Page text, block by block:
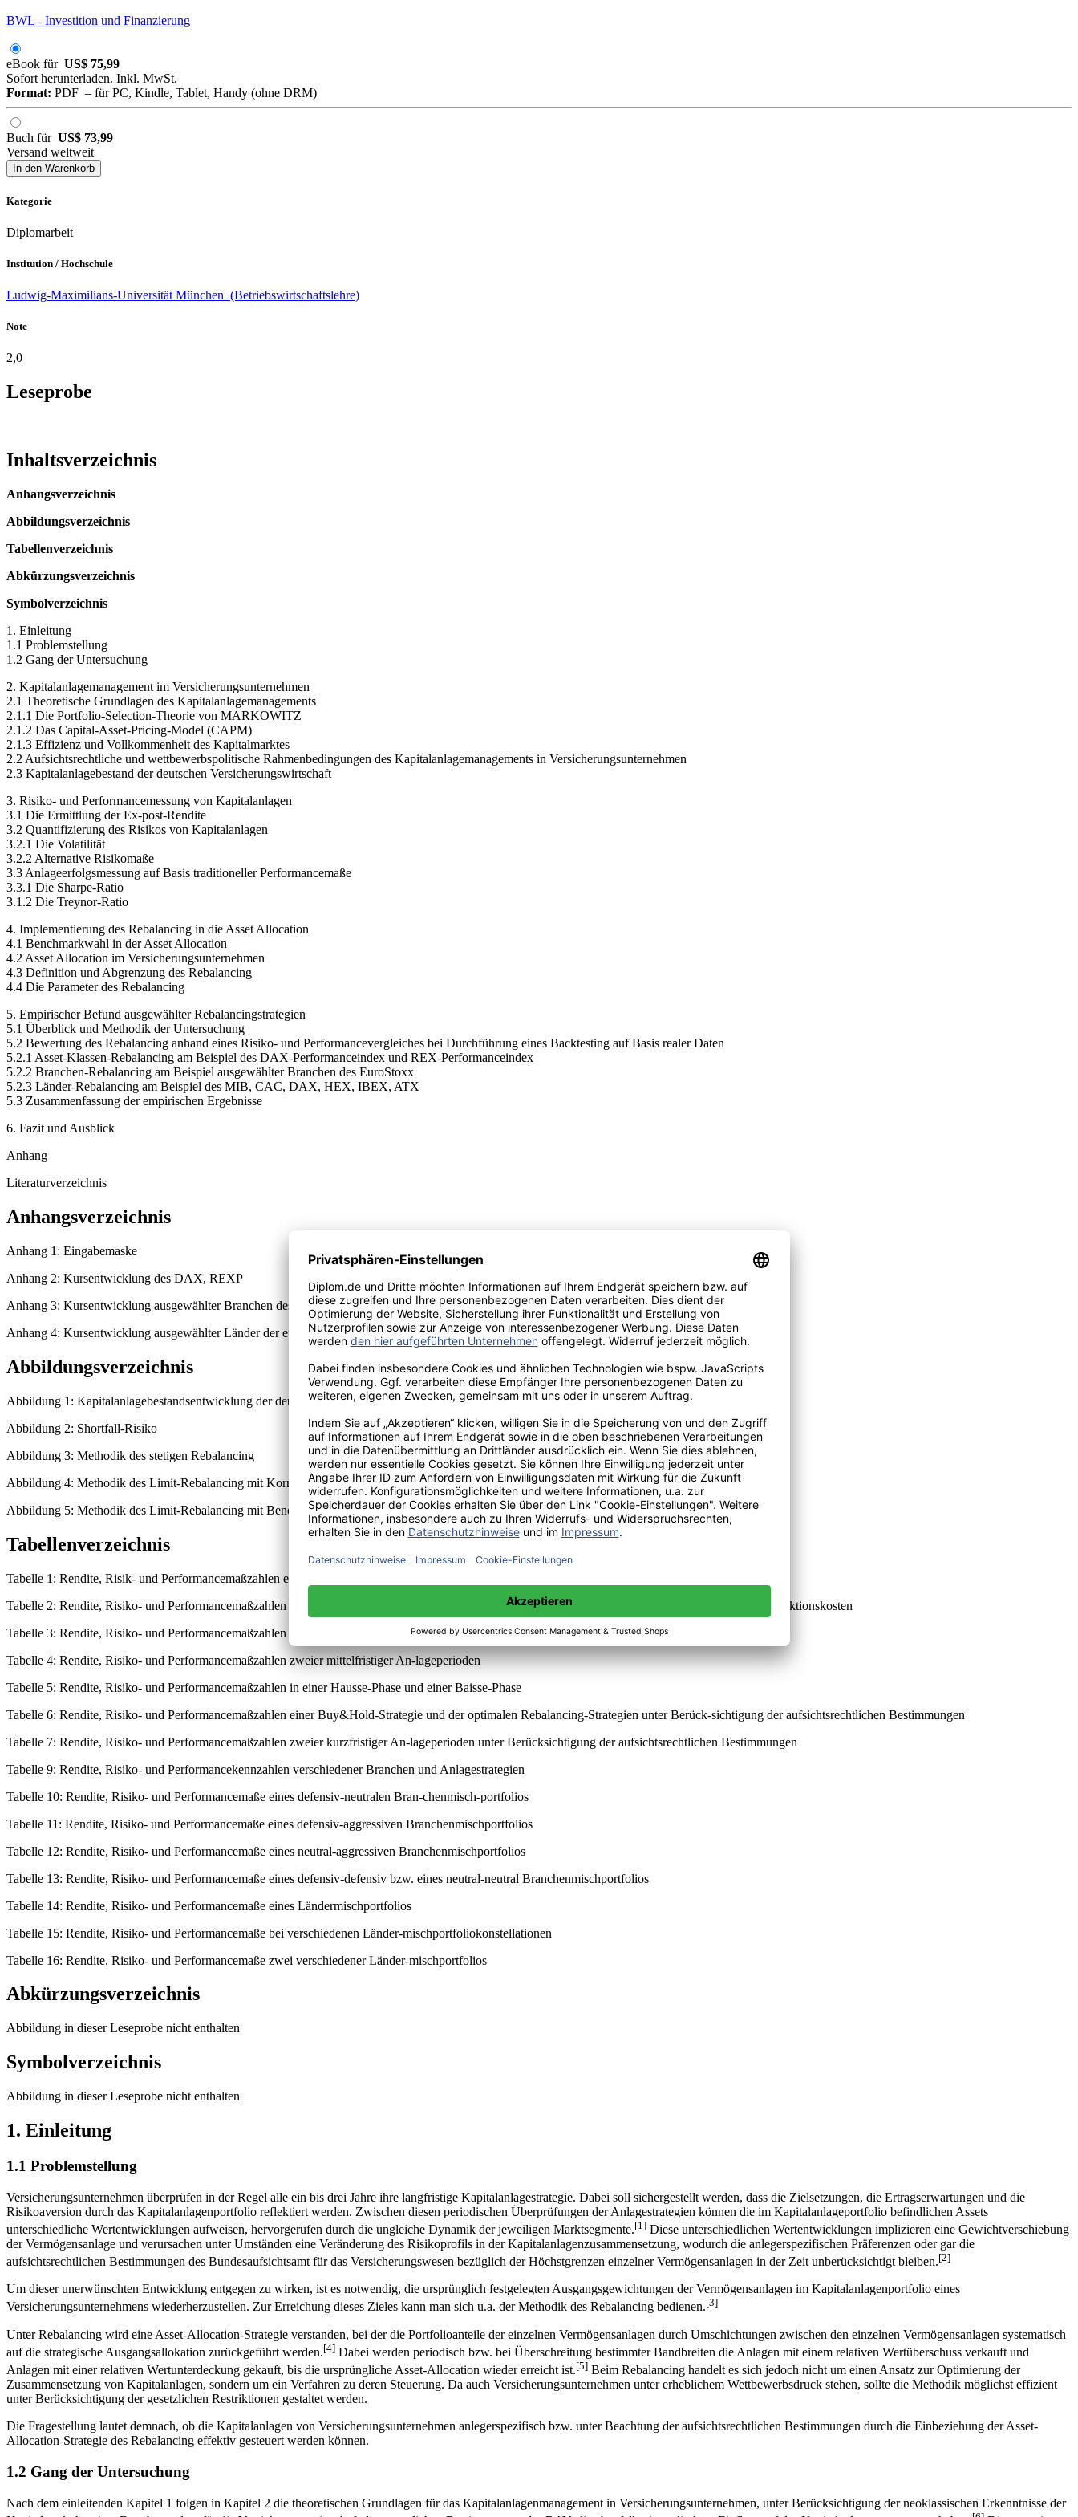
BWL - Investition und Finanzierung
eBook für US$ 75,99
Sofort herunterladen. Inkl. MwSt.
Format: PDF – für PC, Kindle, Tablet, Handy (ohne DRM)
Buch für US$ 73,99
Versand weltweit
In den Warenkorb
Kategorie
Diplomarbeit
Institution / Hochschule
Ludwig-Maximilians-Universität München (Betriebswirtschaftslehre)
Note
2,0
Leseprobe
Inhaltsverzeichnis
Anhangsverzeichnis
Abbildungsverzeichnis
Tabellenverzeichnis
Abkürzungsverzeichnis
Symbolverzeichnis
1. Einleitung
1.1 Problemstellung
1.2 Gang der Untersuchung
2. Kapitalanlagemanagement im Versicherungsunternehmen
2.1 Theoretische Grundlagen des Kapitalanlagemanagements
2.1.1 Die Portfolio-Selection-Theorie von MARKOWITZ
2.1.2 Das Capital-Asset-Pricing-Model (CAPM)
2.1.3 Effizienz und Vollkommenheit des Kapitalmarktes
2.2 Aufsichtsrechtliche und wettbewerbspolitische Rahmenbedingungen des Kapitalanlagemanagements in Versicherungsunternehmen
2.3 Kapitalanlagebestand der deutschen Versicherungswirtschaft
3. Risiko- und Performancemessung von Kapitalanlagen
3.1 Die Ermittlung der Ex-post-Rendite
3.2 Quantifizierung des Risikos von Kapitalanlagen
3.2.1 Die Volatilität
3.2.2 Alternative Risikomaße
3.3 Anlageerfolgsmessung auf Basis traditioneller Performancemaße
3.3.1 Die Sharpe-Ratio
3.1.2 Die Treynor-Ratio
4. Implementierung des Rebalancing in die Asset Allocation
4.1 Benchmarkwahl in der Asset Allocation
4.2 Asset Allocation im Versicherungsunternehmen
4.3 Definition und Abgrenzung des Rebalancing
4.4 Die Parameter des Rebalancing
5. Empirischer Befund ausgewählter Rebalancingstrategien
5.1 Überblick und Methodik der Untersuchung
5.2 Bewertung des Rebalancing anhand eines Risiko- und Performancevergleiches bei Durchführung eines Backtesting auf Basis realer Daten
5.2.1 Asset-Klassen-Rebalancing am Beispiel des DAX-Performanceindex und REX-Performanceindex
5.2.2 Branchen-Rebalancing am Beispiel ausgewählter Branchen des EuroStoxx
5.2.3 Länder-Rebalancing am Beispiel des MIB, CAC, DAX, HEX, IBEX, ATX
5.3 Zusammenfassung der empirischen Ergebnisse
6. Fazit und Ausblick
Anhang
Literaturverzeichnis
Anhangsverzeichnis
Anhang 1: Eingabemaske
Anhang 2: Kursentwicklung des DAX, REXP
Anhang 3: Kursentwicklung ausgewählter Branchen des EuroStoxx
Anhang 4: Kursentwicklung ausgewählter Länder der europäischen Union
Abbildungsverzeichnis
Abbildung 1: Kapitalanlagebestandsentwicklung der deutschen Versicherungs­wirtschaft
Abbildung 2: Shortfall-Risiko
Abbildung 3: Methodik des stetigen Rebalancing
Abbildung 4: Methodik des Limit-Rebalancing mit Korridoranpassung
Abbildung 5: Methodik des Limit-Rebalancing mit Benchmarkanpassung
Tabellenverzeichnis
Tabelle 1: Rendite, Risik- und Performancemaßzahlen einer Buy&Hold-Strategie und stetig adjustierter Mischportfolios
Tabelle 2: Rendite, Risiko- und Performancemaßzahlen der Buy&Hold-Strategie und stetig angepasster Mischportfolios nach Berücksichtigung von Transaktionskosten
Tabelle 3: Rendite, Risiko- und Performancemaßzahlen verschiedener Anpas-sungsmethoden in der langen Frist
Tabelle 4: Rendite, Risiko- und Performancemaßzahlen zweier mittelfristiger An-lageperioden
Tabelle 5: Rendite, Risiko- und Performancemaßzahlen in einer Hausse-Phase und einer Baisse-Phase
Tabelle 6: Rendite, Risiko- und Performancemaßzahlen einer Buy&Hold-Strategie und der optimalen Rebalancing-Strategien unter Berück-sichtigung der aufsichtsrechtlichen Bestimmungen
Tabelle 7: Rendite, Risiko- und Performancemaßzahlen zweier kurzfristiger An-lageperioden unter Berücksichtigung der aufsichtsrechtlichen Bestimmungen
Tabelle 9: Rendite, Risiko- und Performancekennzahlen verschiedener Branchen und Anlagestrategien
Tabelle 10: Rendite, Risiko- und Performancemaße eines defensiv-neutralen Bran-chenmisch-portfolios
Tabelle 11: Rendite, Risiko- und Performancemaße eines defensiv-aggressiven Branchenmischportfolios
Tabelle 12: Rendite, Risiko- und Performancemaße eines neutral-aggressiven Branchenmischportfolios
Tabelle 13: Rendite, Risiko- und Performancemaße eines defensiv-defensiv bzw. eines neutral-neutral Branchenmischportfolios
Tabelle 14: Rendite, Risiko- und Performancemaße eines Ländermischportfolios
Tabelle 15: Rendite, Risiko- und Performancemaße bei verschiedenen Länder-mischportfoliokonstellationen
Tabelle 16: Rendite, Risiko- und Performancemaße zwei verschiedener Länder-mischportfolios
Abkürzungsverzeichnis
Abbildung in dieser Leseprobe nicht enthalten
Symbolverzeichnis
Abbildung in dieser Leseprobe nicht enthalten
1. Einleitung
1.1 Problemstellung
Versicherungsunternehmen überprüfen in der Regel alle ein bis drei Jahre ihre langfristige Kapitalanlagestrategie. Dabei soll sichergestellt werden, dass die Zielsetzungen, die Ertragserwartungen und die
Risikoaversion durch das Kapitalanlagenportfolio reflektiert werden. Zwischen diesen periodischen Überprüfungen der Anlagestrategien können die im Kapitalanlageportfolio befindlichen Assets
unterschiedliche Wertentwicklungen aufweisen, hervorgerufen durch die ungleiche Dynamik der jeweiligen Marktsegmente.[1] Diese unterschiedlichen Wertentwicklungen implizieren eine Gewichtverschiebung
der Vermögensanlage und verursachen unter Umständen eine Veränderung des Risikoprofils in der Kapitalanlagenzusammensetzung, wodurch die anlegerspezifischen Präferenzen oder gar die
aufsichtsrechtlichen Bestimmungen des Bundesaufsichtsamt für das Versicherungswesen bezüglich der Höchstgrenzen einzelner Vermögensanlagen in der Zeit unberücksichtigt bleiben.[2]
Um dieser unerwünschten Entwicklung entgegen zu wirken, ist es notwendig, die ursprünglich festgelegten Ausgangsgewichtungen der Vermögensanlagen im Kapitalanlagenportfolio eines
Versicherungsunternehmens wiederherzustellen. Zur Erreichung dieses Zieles kann man sich u.a. der Methodik des Rebalancing bedienen.[3]
Unter Rebalancing wird eine Asset-Allocation-Strategie verstanden, bei der die Portfolioanteile der einzelnen Vermögensanlagen durch Umschichtungen zwischen den einzelnen Vermögensanlagen systematisch
auf die strategische Ausgangsallokation zurückgeführt werden.[4] Dabei werden periodisch bzw. bei Überschreitung bestimmter Bandbreiten die Anlagen mit einem relativen Wertüberschuss verkauft und
Anlagen mit einer relativen Wertunterdeckung gekauft, bis die ursprüngliche Asset-Allocation wieder erreicht ist.[5] Beim Rebalancing handelt es sich jedoch nicht um einen Ansatz zur Optimierung der
Zusammensetzung von Kapitalanlagen, sondern um ein Verfahren zu deren Steuerung. Da auch Versicherungsunternehmen unter erheblichem Wettbewerbsdruck stehen, sollte die Methodik möglichst effizient
unter Berücksichtigung der gesetzlichen Restriktionen gestaltet werden.
Die Fragestellung lautet demnach, ob die Kapitalanlagen von Versicherungsunternehmen anlegerspezifisch bzw. unter Beachtung der aufsichtsrechtlichen Bestimmungen durch die Einbeziehung der Asset-
Allocation-Strategie des Rebalancing effektiv gesteuert werden können.
1.2 Gang der Untersuchung
Nach dem einleitenden Kapitel 1 folgen in Kapitel 2 die theoretischen Grundlagen für das Kapitalanlagenmanagement in Versicherungsunternehmen, unter Berücksichtigung der neoklassischen Erkenntnisse der